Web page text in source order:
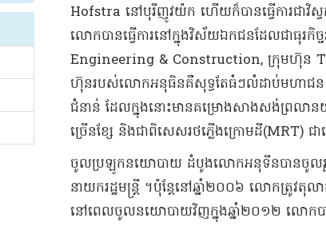
Hofstra នៅបុរីញូវយ៉ក ហើយក៏បានធ្វើការជាវិ
លោកបានធ្វើការនៅក្នុងវិស័យឯកជនដែលជាធុរ
Engineering & Construction, ក្រុមហ៊ុន
ហ៊ុនរបស់លោកអនុធិនគឺសុទ្ធតែធំៗលំដាប់មហាជន
ជំនាន់ ដែលក្នុងនោះមានគម្រោងសាងសង់ព្រលា
ច្រើនខ្សែ និងជាពិសេសរថភ្លើងក្រោមដី(MRT) ជា
ចូលប្រឡូកនយោបាយ ដំបូងលោកអនុទីនបានចូល
នាយករដ្ឋមន្រ្តី ។ប៉ុន្តែនៅឆ្នាំ២០០៦ លោកត្រូវតុល
នៅពេលចូលនយោបាយវិញក្នុងឆ្នាំ២០១២ លោកប